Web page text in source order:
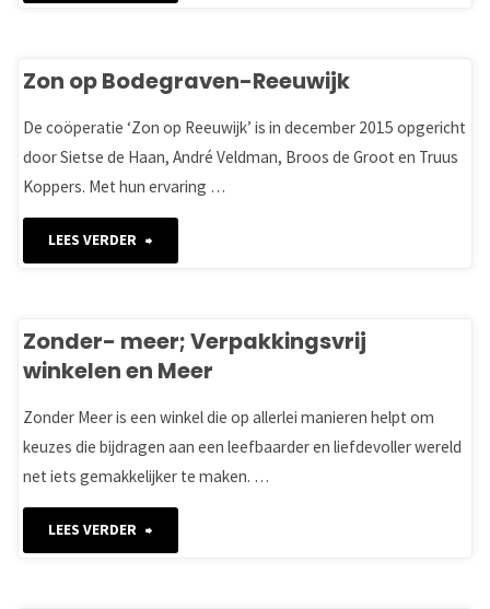
Zon op Bodegraven-Reeuwijk
De coöperatie ‘Zon op Reeuwijk’ is in december 2015 opgericht
door Sietse de Haan, André Veldman, Broos de Groot en Truus
Koppers. Met hun ervaring …
LEES VERDER
Bodegraven-
Reeuwijk"
Zonder- meer; Verpakkingsvrij
winkelen en Meer
Zonder Meer is een winkel die op allerlei manieren helpt om
keuzes die bijdragen aan een leefbaarder en liefdevoller wereld
net iets gemakkelijker te maken. …
LEES VERDER